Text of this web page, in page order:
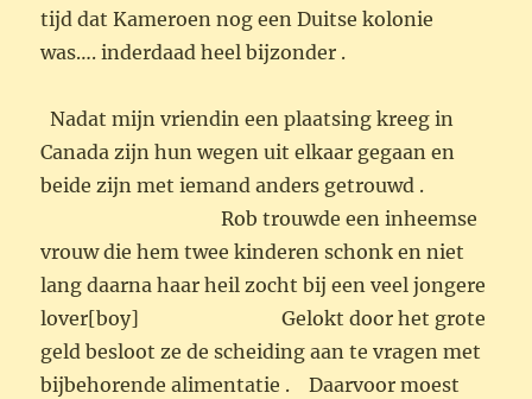
tijd dat Kameroen nog een Duitse kolonie
was…. inderdaad heel bijzonder .
Nadat mijn vriendin een plaatsing kreeg in
Canada zijn hun wegen uit elkaar gegaan en
beide zijn met iemand anders getrouwd .
Rob trouwde een inheemse
vrouw die hem twee kinderen schonk en niet
lang daarna haar heil zocht bij een veel jongere
lover[boy] Gelokt door het grote
geld besloot ze de scheiding aan te vragen met
bijbehorende alimentatie . Daarvoor moest